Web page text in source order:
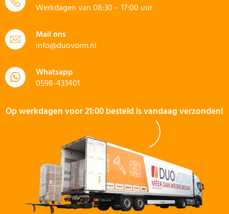
Werkdagen van 08:30 – 17:00 uur
Mail ons
info@duovorm.nl
Whatsapp
0598-433401
Op werkdagen voor 21:00 besteld is vandaag verzonden!